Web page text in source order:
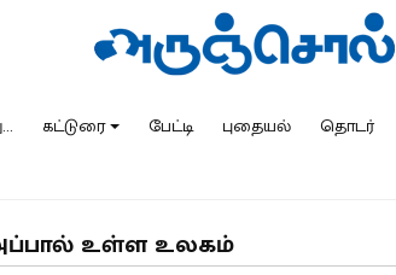
கட்டுரை பேட்டி புதையல் தொடர்
அப்பால் உள்ள உலகம்